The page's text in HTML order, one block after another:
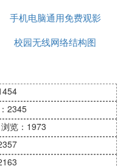
费下载
手机电脑通用免费观影
软件
校园无线网络结构图
2345
浏览：1973